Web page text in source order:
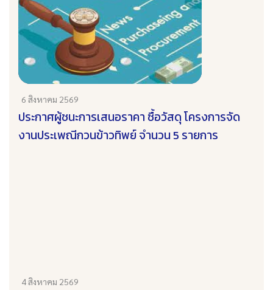
6 สิงหาคม 2569
ประกาศผู้ชนะการเสนอราคา ซื้อวัสดุ โครงการจัด
งานประเพณีกวนข้าวทิพย์ จำนวน 5 รายการ
4 สิงหาคม 2569